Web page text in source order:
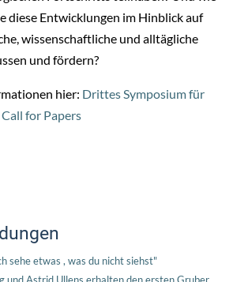
diese Entwicklungen im Hinblick auf
wissenschaftliche und alltägliche
und fördern?
hier: Drittes Symposium für
for Papers
sehe etwas , was du nicht siehst"